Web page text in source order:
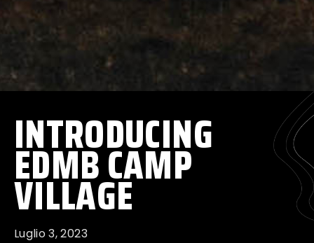
INTRODUCING
EDMB CAMP
VILLAGE
Luglio 3, 2023